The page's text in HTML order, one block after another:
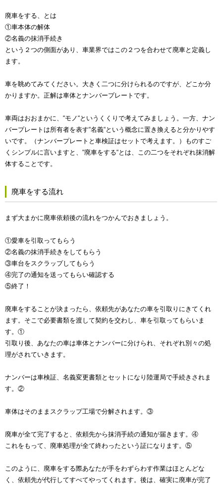
廃車をする、とは
①車本体の解体
②名義の抹消手続き
という２つの側面があり、車業界ではこの２つを合わせて廃車と定義し
ます。
車を眺めてみてください。大きく二つに分けられるのですが、どこか分
かりますか。正解は車体とナンバープレートです。
車両はおおまかに、“モノ“というくくりで考えてみましょう。一方、ナン
バープレートは所有者を表す“名義“という概念に置き換えると分かりやす
いです。（ナンバープレートと車検証はセットで考えます。）ものすご
くシンプルに言いますと、“廃車をする“とは、この二つをそれぞれ抹消解
体することです。
廃車をする流れ
まず大まかに廃車依頼後の流れをつかんでおきましょう。
①愛車を引取ってもらう
②名義の抹消手続きをしてもらう
③車台をスクラップしてもらう
④完了の通知を送ってもらい確認する
⑤終了！
廃車をすることが決まったら、依頼先があなたの車を引取りにきてくれ
ます。そこで必要書類を渡して契約を交わし、車を引取ってもらいま
す。①
引取り後、あなたの車は車体とナンバーに分けられ、それぞれ別々の処
理がされていきます。
ナンバーは車検証、名義変更書類とセットになり陸運局で手続きされま
す。②
車体はそのままスクラップ工場で分解されます。③
廃車が全て完了すると、依頼先から抹消手続の通知が届きます。④
これをもって、廃車処理が全て終わったという証になります。⑤
このように、廃車をする際あなたが手をわずらわす作業はほとんどな
く、依頼先が代行してすべてやってくれます。後は、確実に廃車が完了